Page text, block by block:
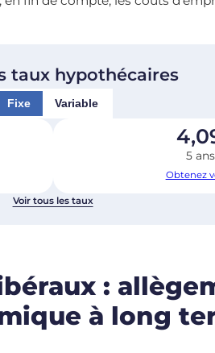
taux hypothécaires
Fixe Variable
5
Obtenez
Voir tous les taux
:
à long